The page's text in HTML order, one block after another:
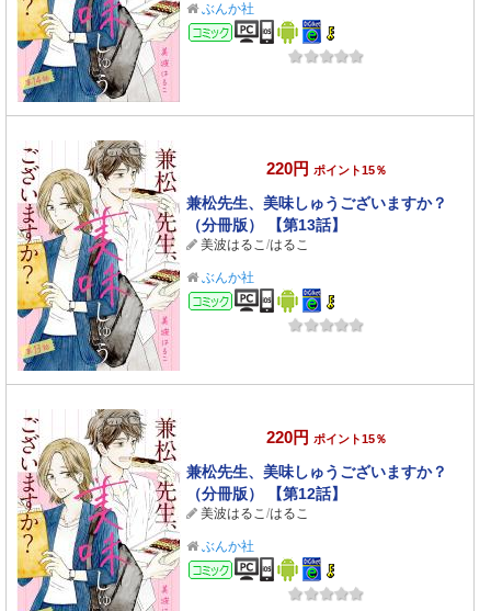
ぶんか社
コミック
220円 ポイント15％
兼松先生、美味しゅうございますか？
（分冊版） 【第13話】
美波はるこ/はるこ
ぶんか社
コミック
220円 ポイント15％
兼松先生、美味しゅうございますか？
（分冊版） 【第12話】
美波はるこ/はるこ
ぶんか社
コミック